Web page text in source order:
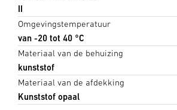
II
Omgevingstemperatuur
van -20 tot 40 °C
Materiaal van de behuizing
kunststof
Materiaal van de afdekking
Kunststof opaal